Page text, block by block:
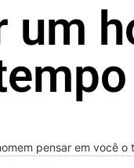
um
pensar em você o